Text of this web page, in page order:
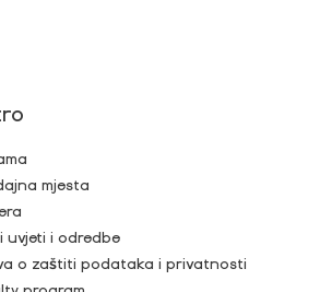
mjesta
uvjeti i odredbe
o zaštiti podataka i privatnosti